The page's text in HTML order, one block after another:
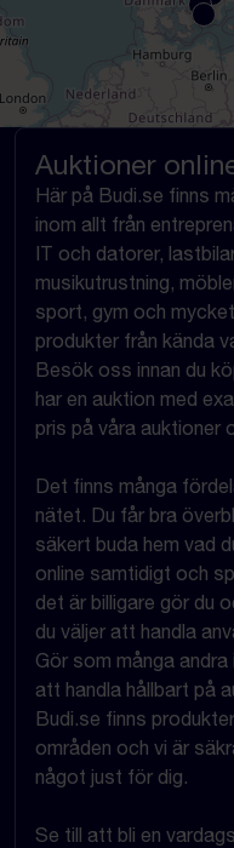
Auktioner
Här på Budi.se finns
inom allt från
IT och datorer,
musikutrustning,
sport, gym och
produkter från kända
Besök oss innan du
har en auktion med
pris på våra auktioner
Det finns många
nätet. Du får bra
säkert buda hem vad
online samtidigt och
det är billigare gör du
du väljer att handla
Gör som många
att handla hållbart på
Budi.se finns
områden och vi är
något just för dig.
Se till att bli en